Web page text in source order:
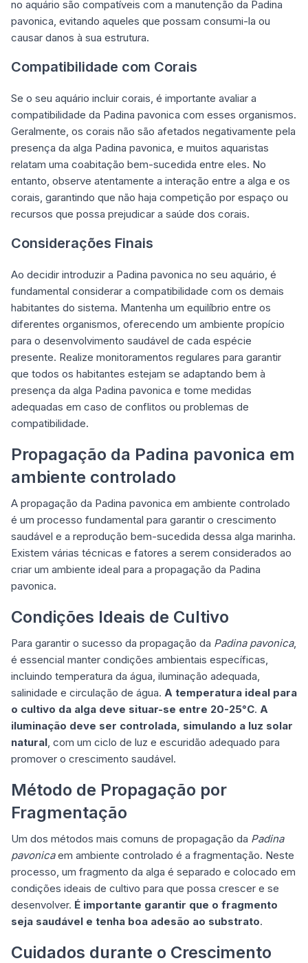
no aquário são compatíveis com a manutenção da Padina
pavonica, evitando aqueles que possam consumi-la ou
causar danos à sua estrutura.
Compatibilidade com Corais
Se o seu aquário incluir corais, é importante avaliar a
compatibilidade da Padina pavonica com esses organismos.
Geralmente, os corais não são afetados negativamente pela
presença da alga Padina pavonica, e muitos aquaristas
relatam uma coabitação bem-sucedida entre eles. No
entanto, observe atentamente a interação entre a alga e os
corais, garantindo que não haja competição por espaço ou
recursos que possa prejudicar a saúde dos corais.
Considerações Finais
Ao decidir introduzir a Padina pavonica no seu aquário, é
fundamental considerar a compatibilidade com os demais
habitantes do sistema. Mantenha um equilíbrio entre os
diferentes organismos, oferecendo um ambiente propício
para o desenvolvimento saudável de cada espécie
presente. Realize monitoramentos regulares para garantir
que todos os habitantes estejam se adaptando bem à
presença da alga Padina pavonica e tome medidas
adequadas em caso de conflitos ou problemas de
compatibilidade.
Propagação da Padina pavonica em
ambiente controlado
A propagação da Padina pavonica em ambiente controlado
é um processo fundamental para garantir o crescimento
saudável e a reprodução bem-sucedida dessa alga marinha.
Existem várias técnicas e fatores a serem considerados ao
criar um ambiente ideal para a propagação da Padina
pavonica.
Condições Ideais de Cultivo
Para garantir o sucesso da propagação da Padina pavonica,
é essencial manter condições ambientais específicas,
incluindo temperatura da água, iluminação adequada,
salinidade e circulação de água. A temperatura ideal para
o cultivo da alga deve situar-se entre 20-25°C. A
iluminação deve ser controlada, simulando a luz solar
natural , com um ciclo de luz e escuridão adequado para
promover o crescimento saudável.
Método de Propagação por
Fragmentação
Um dos métodos mais comuns de propagação da Padina
pavonicaem ambiente controlado é a fragmentação. Neste
processo, um fragmento da alga é separado e colocado em
condições ideais de cultivo para que possa crescer e se
desenvolver. É importante garantir que o fragmento
seja saudável e tenha boa adesão ao substrato.
Cuidados durante o Crescimento